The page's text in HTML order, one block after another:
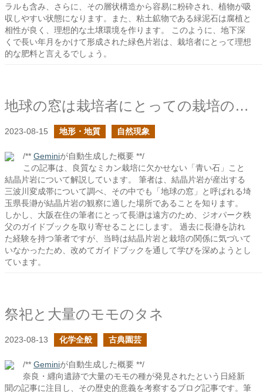
ラルも含み、さらに、その層状構造から容易に粉砕され、植物が吸
収しやすい状態になります。また、粘土鉱物である緑泥石は腐植と
相性が良く、理想的な土壌環境を作ります。 このように、地下深
くで長い年月をかけて形成された緑色片岩は、栽培者にとって理想
的な肥料と言えるでしょう。
地球の窓は栽培者にとっての栽培の教材でもある
2023-08-15 地形・地質 自然現象
/** Geminiが自動生成した概要 **/
この記事は、良質なミカン栽培に欠かせない「青い石」こと
結晶片岩について解説しています。 筆者は、結晶片岩が産出する
三波川変成帯について調べ、その中でも「地球の窓」と呼ばれる埼
玉県長瀞が結晶片岩の観察に適した場所であることを知ります。
しかし、大阪在住の筆者にとって長瀞は遠方のため、ジオパーク秩
父のガイドブックを取り寄せることにします。 過去に長瀞を訪れ
た経験を持つ筆者ですが、当時は結晶片岩と栽培の関係に気づいて
いなかったため、改めてガイドブックを通して学びを深めようとし
ています。
祭祀と大量のモモのタネ
2023-08-13 化学全般 古典園芸
/** Geminiが自動生成した概要 **/
奈良・纒向遺跡で大量のモモの種が発見されたという日経新
聞の記事に注目し、その歴史的意義を考察するブログ記事です。筆